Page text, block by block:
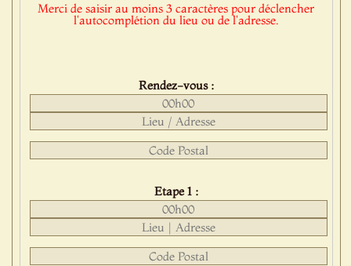
Merci de saisir au moins 3 caractères pour déclencher
l'autocomplétion du lieu ou de l'adresse.
Rendez-vous :
Etape 1 :